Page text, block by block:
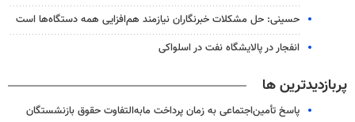
حسینی: حل مشکلات خبرنگاران نیازمند هم‌افزایی همه دستگاه‌ها است
انفجار در پالایشگاه نفت در اسلواکی
پربازدیدترین ها
پاسخ تأمین‌اجتماعی به زمان پرداخت مابه‌التفاوت حقوق بازنشستگان